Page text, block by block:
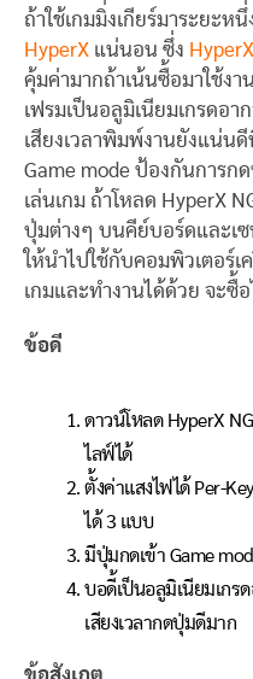
ถ้าใช้เกมมิ่งเกียร์มาระยะห
HyperX แน่นอน ซึ่ง
คุ้มค่ามากถ้าเน้นซื้อมาใช้ง
เฟรมเป็นอลูมิเนียมเกรดอ
เสียงเวลาพิมพ์งานยังแน่น
Game mode ป้องกันการก
เล่นเกม ถ้าโหลด HyperX
ปุ่มต่างๆ บนคีย์บอร์ดและเ
ให้นำไปใช้กับคอมพิวเตอร์
เกมและทำงานได้ด้วย จะซื้
ข้อดี
ดาวน์โหลด HyperX
ไลฟ์ได้
ตั้งค่าแสงไฟได้ Per-
ได้ 3 แบบ
มีปุ่มกดเข้า Game
บอดี้เป็นอลูมิเนียมเกร
เสียงเวลากดปุ่มดีมาก